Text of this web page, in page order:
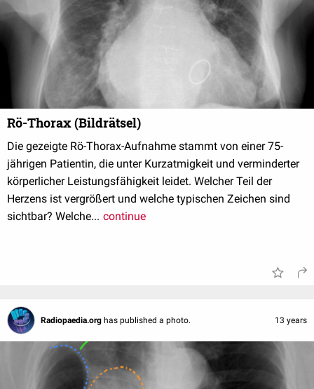
Rö-Thorax (Bildrätsel)
Die gezeigte Rö-Thorax-Aufnahme stammt von einer 75-
jährigen Patientin, die unter Kurzatmigkeit und verminderter
körperlicher Leistungsfähigkeit leidet. Welcher Teil der
Herzens ist vergrößert und welche typischen Zeichen sind
sichtbar? Welche... continue
Radiopaedia.org has published a photo. 13 years